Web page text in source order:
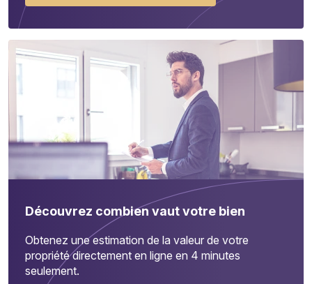
Découvrez combien vaut votre bien
Obtenez une estimation de la valeur de votre
propriété directement en ligne en 4 minutes
seulement.